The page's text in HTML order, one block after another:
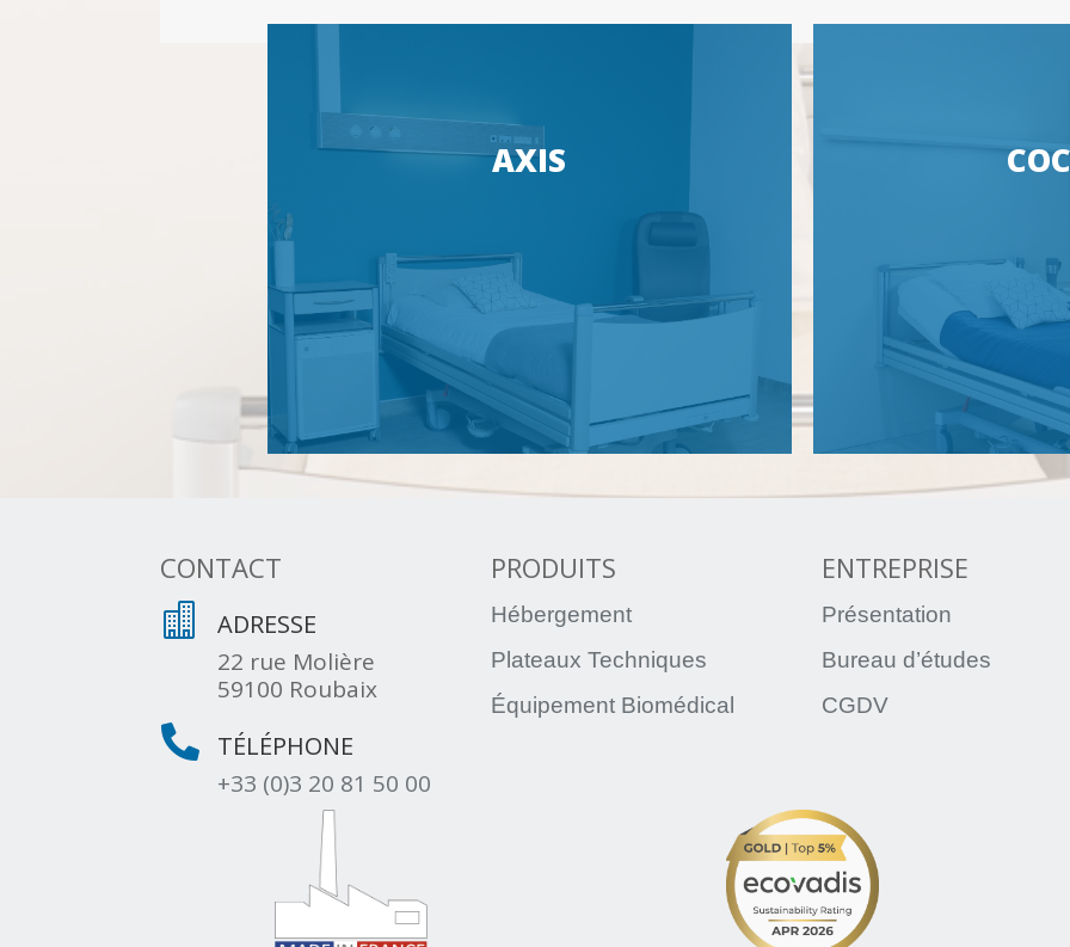
AXIS
CONTACT
 ADRESSE
22 rue Molière
59100 Roubaix
 TÉLÉPHONE
+33 (0)3 20 81 50 00
PRODUITS
Hébergement
Plateaux Techniques
Équipement Biomédical
ENTREPRISE
Présentation
Bureau d’études
CGDV